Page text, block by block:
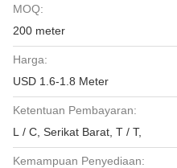
MOQ:
200 meter
Harga:
USD 1.6-1.8 Meter
Ketentuan Pembayaran:
L / C, Serikat Barat, T / T,
Kemampuan Penyediaan: